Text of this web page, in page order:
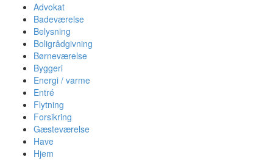
Advokat
Badeværelse
Belysning
Boligrådgivning
Børneværelse
Byggeri
Energi / varme
Entré
Flytning
Forsikring
Gæsteværelse
Have
Hjem